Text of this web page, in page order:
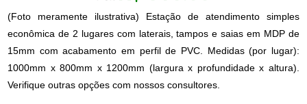
(Foto meramente ilustrativa) Estação de atendimento simples
econômica de 2 lugares com laterais, tampos e saias em MDP de
15mm com acabamento em perfil de PVC. Medidas (por lugar):
1000mm x 800mm x 1200mm (largura x profundidade x altura).
Verifique outras opções com nossos consultores.